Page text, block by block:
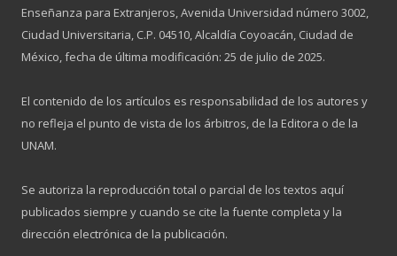
Enseñanza para Extranjeros, Avenida Universidad número 3002,
Ciudad Universitaria, C.P. 04510, Alcaldía Coyoacán, Ciudad de
México, fecha de última modificación: 25 de julio de 2025.
El contenido de los artículos es responsabilidad de los autores y
no refleja el punto de vista de los árbitros, de la Editora o de la
UNAM.
Se autoriza la reproducción total o parcial de los textos aquí
publicados siempre y cuando se cite la fuente completa y la
dirección electrónica de la publicación.